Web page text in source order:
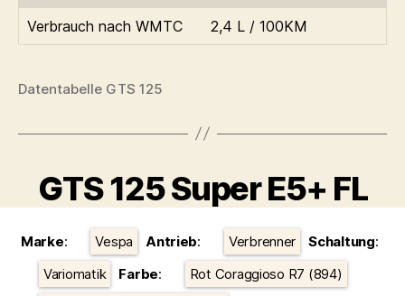
Verbrauch nach WMTC
2,4 L / 100KM
Datentabelle GTS 125
GTS 125 Super E5+ FL
Kategorien
Marke: Vespa Antrieb: Verbrenner Schaltung:
Variomatik
Farbe:
Rot Coraggioso R7 (894)